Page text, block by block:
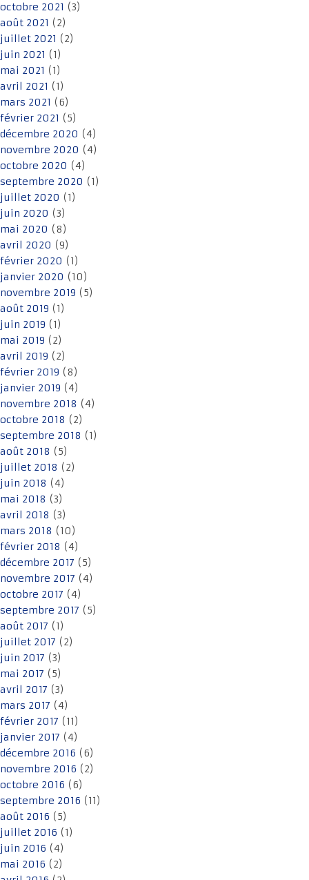
octobre 2021 (3)
août 2021 (2)
juillet 2021 (2)
juin 2021 (1)
mai 2021 (1)
avril 2021 (1)
mars 2021 (6)
février 2021 (5)
décembre 2020 (4)
novembre 2020 (4)
octobre 2020 (4)
septembre 2020 (1)
juillet 2020 (1)
juin 2020 (3)
mai 2020 (8)
avril 2020 (9)
février 2020 (1)
janvier 2020 (10)
novembre 2019 (5)
août 2019 (1)
juin 2019 (1)
mai 2019 (2)
avril 2019 (2)
février 2019 (8)
janvier 2019 (4)
novembre 2018 (4)
octobre 2018 (2)
septembre 2018 (1)
août 2018 (5)
juillet 2018 (2)
juin 2018 (4)
mai 2018 (3)
avril 2018 (3)
mars 2018 (10)
février 2018 (4)
décembre 2017 (5)
novembre 2017 (4)
octobre 2017 (4)
septembre 2017 (5)
août 2017 (1)
juillet 2017 (2)
juin 2017 (3)
mai 2017 (5)
avril 2017 (3)
mars 2017 (4)
février 2017 (11)
janvier 2017 (4)
décembre 2016 (6)
novembre 2016 (2)
octobre 2016 (6)
septembre 2016 (11)
août 2016 (5)
juillet 2016 (1)
juin 2016 (4)
mai 2016 (2)